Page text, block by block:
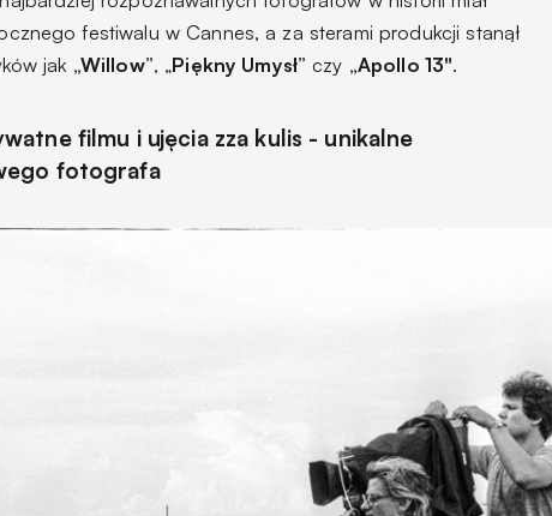
festiwalu w Cannes, a za sterami produkcji stanął
jak „Willow”, „Piękny Umysł” czy „Apollo 13".
filmu i ujęcia zza kulis - unikalne
fotografa